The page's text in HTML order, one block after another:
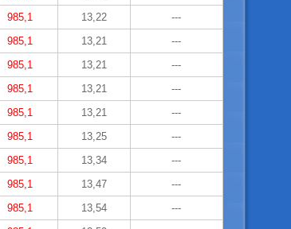
985,1 13,22
---
985,1 13,21
---
985,1 13,21
---
985,1 13,21
---
985,1 13,21
---
985,1 13,25
---
985,1 13,34
---
985,1 13,47
---
985,1 13,54
---